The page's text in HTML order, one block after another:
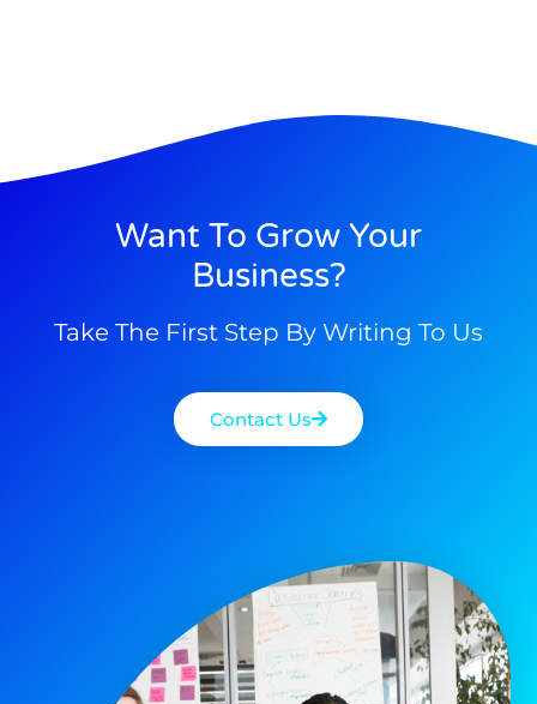
Want To Grow Your
Business?
Take The First Step By Writing To Us
Contact Us